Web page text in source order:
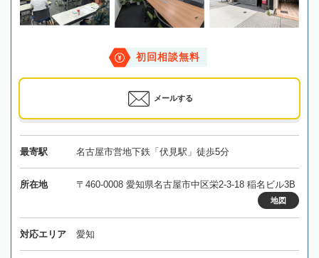
初回相談無料
メールする
最寄駅 名古屋市営地下鉄「伏見駅」徒歩5分
所在地 〒460-0008 愛知県名古屋市中区栄2-3-18 稲名ビル3B
地図
対応エリア 愛知